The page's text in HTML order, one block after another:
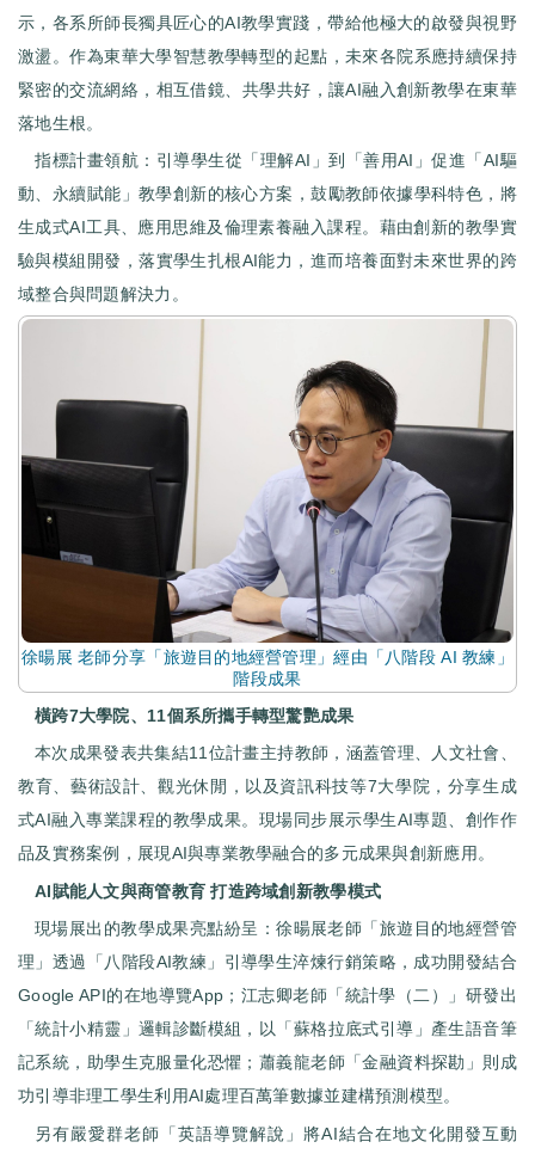
示，各系所師長獨具匠心的AI教學實踐，帶給他極大的啟發與視野
激盪。作為東華大學智慧教學轉型的起點，未來各院系應持續保持
緊密的交流網絡，相互借鏡、共學共好，讓AI融入創新教學在東華
落地生根。
指標計畫領航：引導學生從「理解AI」到「善用AI」促進「AI驅
動、永續賦能」教學創新的核心方案，鼓勵教師依據學科特色，將
生成式AI工具、應用思維及倫理素養融入課程。藉由創新的教學實
驗與模組開發，落實學生扎根AI能力，進而培養面對未來世界的跨
域整合與問題解決力。
徐暘展 老師分享「旅遊目的地經營管理」經由「八階段 AI 教練」
階段成果
橫跨7大學院、11個系所攜手轉型驚艷成果
本次成果發表共集結11位計畫主持教師，涵蓋管理、人文社會、
教育、藝術設計、觀光休閒，以及資訊科技等7大學院，分享生成
式AI融入專業課程的教學成果。現場同步展示學生AI專題、創作作
品及實務案例，展現AI與專業教學融合的多元成果與創新應用。
AI賦能人文與商管教育 打造跨域創新教學模式
現場展出的教學成果亮點紛呈：徐暘展老師「旅遊目的地經營管
理」透過「八階段AI教練」引導學生淬煉行銷策略，成功開發結合
Google API的在地導覽App；江志卿老師「統計學（二）」研發出
「統計小精靈」邏輯診斷模組，以「蘇格拉底式引導」產生語音筆
記系統，助學生克服量化恐懼；蕭義龍老師「金融資料探勘」則成
功引導非理工學生利用AI處理百萬筆數據並建構預測模型。
另有嚴愛群老師「英語導覽解說」將AI結合在地文化開發互動